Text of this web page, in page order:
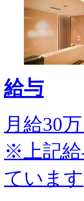
給与
月給30
※上記給
ています